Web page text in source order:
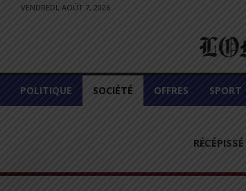
VENDREDI, AOÛT 7, 2026
POLITIQUE SOCIÉTÉ OFFRES SPORT